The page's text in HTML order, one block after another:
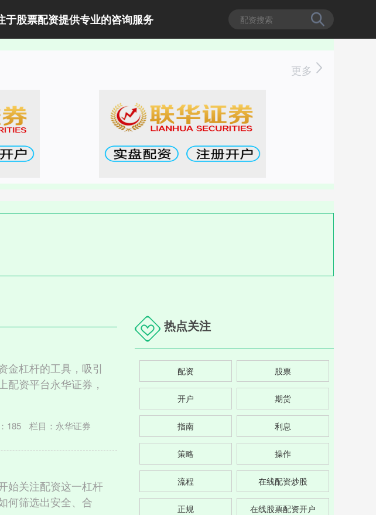
于股票配资提供专业的咨询服务
更多
金杠杆的工具，吸引
配资平台永华证券，
185 栏目： 永华证券
始关注配资这一杠杆
何筛选出安全、合
热点关注
配资 股票
开户 期货
指南 利息
策略 操作
流程 在线配资炒股
正规 在线股票配资开户